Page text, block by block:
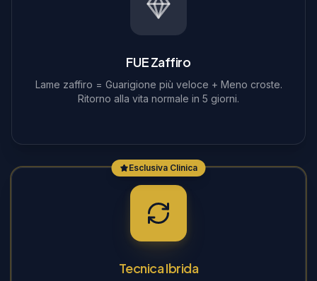
FUE Zaffiro
Lame zaffiro = Guarigione più veloce + Meno croste.
Ritorno alla vita normale in 5 giorni.
Esclusiva Clinica
Tecnica Ibrida